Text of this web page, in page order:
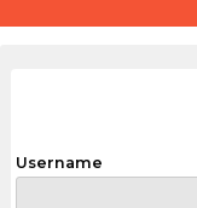
Username